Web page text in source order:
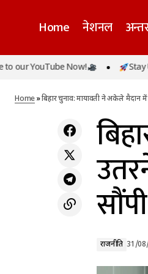
Home नेशनल
लखनऊ में पटाखा फैक्ट्री में ब्लास्ट, 6 की
Now! Stay
Home»बिहार चुनाव: मायावती ने अकेले
राजनीति 31/